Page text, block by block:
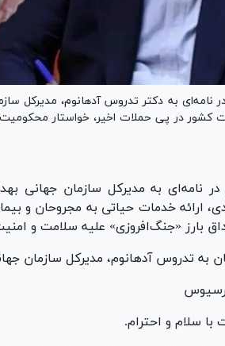
به دکتر تدروس آدهانوم، مدیرکل
کشور در پی حملات اخیر، خواستار
نامه‌ای به مدیرکل سازمان جهانی
ارائه خدمات حیاتی به مجروحان و
بارز «جنگ‌افروزی» علیه سلامت و
به تدروس آدهانوم، مدیرکل سازمان
سلام و احترام.